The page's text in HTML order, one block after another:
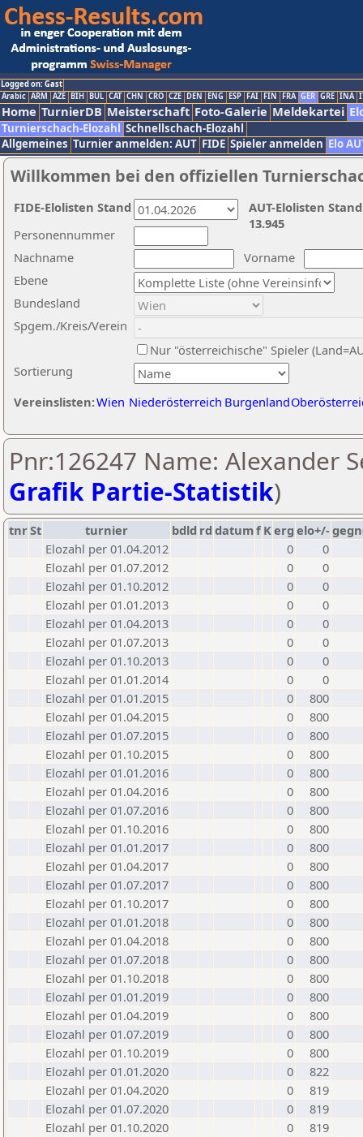
Logged on: Gast
Arabic ARM AZE BIH BUL CAT CHN CRO CZE DEN ENG ESP FAI FIN FRA GER GRE INA
Home TurnierDB Meisterschaft Foto-Galerie Meldekartei
Turnierschach-Elozahl Schnellschach-Elozahl
Allgemeines Turnier anmelden: AUT FIDE Spieler anmelden Elo
Willkommen bei den offiziellen
Nachname
Vorname
Ebene
Sortierung
Personennummer
Bundesland
Spgem./Kreis/Verein
Nur "österreichische" Spieler
Vereinslisten:Wien Niederösterreich Burgenland
AUT-Elolisten
13.945
FIDE-Elolisten Stand
Pnr:126247 Name: Alexander
Grafik Partie-Statistik)
tnrSt turnier bdld rd datumf Kerg elo+/-
Elozahl per 01.04.2012
0
0
Elozahl per 01.07.2012
0
0
Elozahl per 01.10.2012
0
0
Elozahl per 01.01.2013
0
0
Elozahl per 01.04.2013
0
0
Elozahl per 01.07.2013
0
0
Elozahl per 01.10.2013
0
0
Elozahl per 01.01.2014
0
0
Elozahl per 01.01.2015
0
800
Elozahl per 01.04.2015
0
800
Elozahl per 01.07.2015
0
800
Elozahl per 01.10.2015
0
800
Elozahl per 01.01.2016
0
800
Elozahl per 01.04.2016
0
800
Elozahl per 01.07.2016
0
800
Elozahl per 01.10.2016
0
800
Elozahl per 01.01.2017
0
800
Elozahl per 01.04.2017
0
800
Elozahl per 01.07.2017
0
800
Elozahl per 01.10.2017
0
800
Elozahl per 01.01.2018
0
800
Elozahl per 01.04.2018
0
800
Elozahl per 01.07.2018
0
800
Elozahl per 01.10.2018
0
800
Elozahl per 01.01.2019
0
800
Elozahl per 01.04.2019
0
800
Elozahl per 01.07.2019
0
800
Elozahl per 01.10.2019
0
800
Elozahl per 01.01.2020
0
822
Elozahl per 01.04.2020
0
819
Elozahl per 01.07.2020
0
819
Elozahl per 01.10.2020
0
819